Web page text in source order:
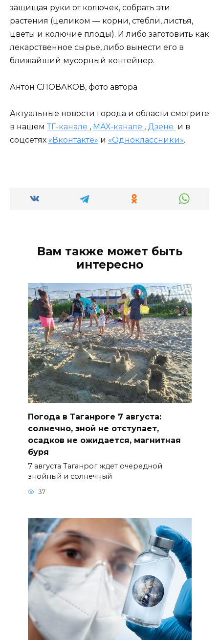
защищая руки от колючек, собрать эти
растения (целиком — корни, стебли, листья,
цветы и колючие плоды). И либо заготовить как
лекарственное сырье, либо вынести его в
ближайший мусорный контейнер.
Антон СЛОВАКОВ, фото автора
Актуальные новости города и области смотрите
в нашем ТГ-канале , МАХ-канале , Дзене и в
соцсетях «Вконтакте» и «Одноклассники».
Вам также может быть
интересно
Погода в Таганроге 7 августа:
солнечно, зной не отступает,
осадков не ожидается, магнитная
буря
7 августа Таганрог ждет очередной
знойный и солнечный
37